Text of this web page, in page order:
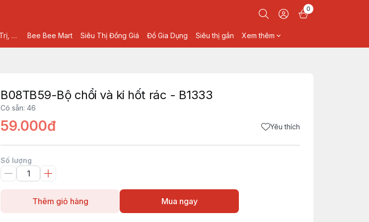
0
527D Đ. Phan Văn Trị, Phường 5, Gò Vấp, Hồ Chí Minh Bee Bee Mart Siêu Thị Đồng Giá Đồ Gia Dụng Siêu thị gần Xem thêm
B08TB59-Bộ chổi và ki hốt rác - B1333
Có sẵn: 46
59.000đ Yêu thích
Số lượng
Thêm giỏ hàng Mua ngay